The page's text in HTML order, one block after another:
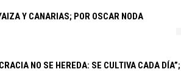
Y CANARIAS; POR OSCAR NODA
NO SE HEREDA: SE CULTIVA CADA